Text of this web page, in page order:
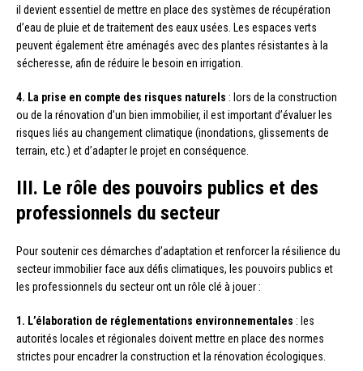
il devient essentiel de mettre en place des systèmes de récupération
d’eau de pluie et de traitement des eaux usées. Les espaces verts
peuvent également être aménagés avec des plantes résistantes à la
sécheresse, afin de réduire le besoin en irrigation.
4. La prise en compte des risques naturels : lors de la construction
ou de la rénovation d’un bien immobilier, il est important d’évaluer les
risques liés au changement climatique (inondations, glissements de
terrain, etc.) et d’adapter le projet en conséquence.
III. Le rôle des pouvoirs publics et des
professionnels du secteur
Pour soutenir ces démarches d’adaptation et renforcer la résilience du
secteur immobilier face aux défis climatiques, les pouvoirs publics et
les professionnels du secteur ont un rôle clé à jouer :
1. L’élaboration de réglementations environnementales : les
autorités locales et régionales doivent mettre en place des normes
strictes pour encadrer la construction et la rénovation écologiques.